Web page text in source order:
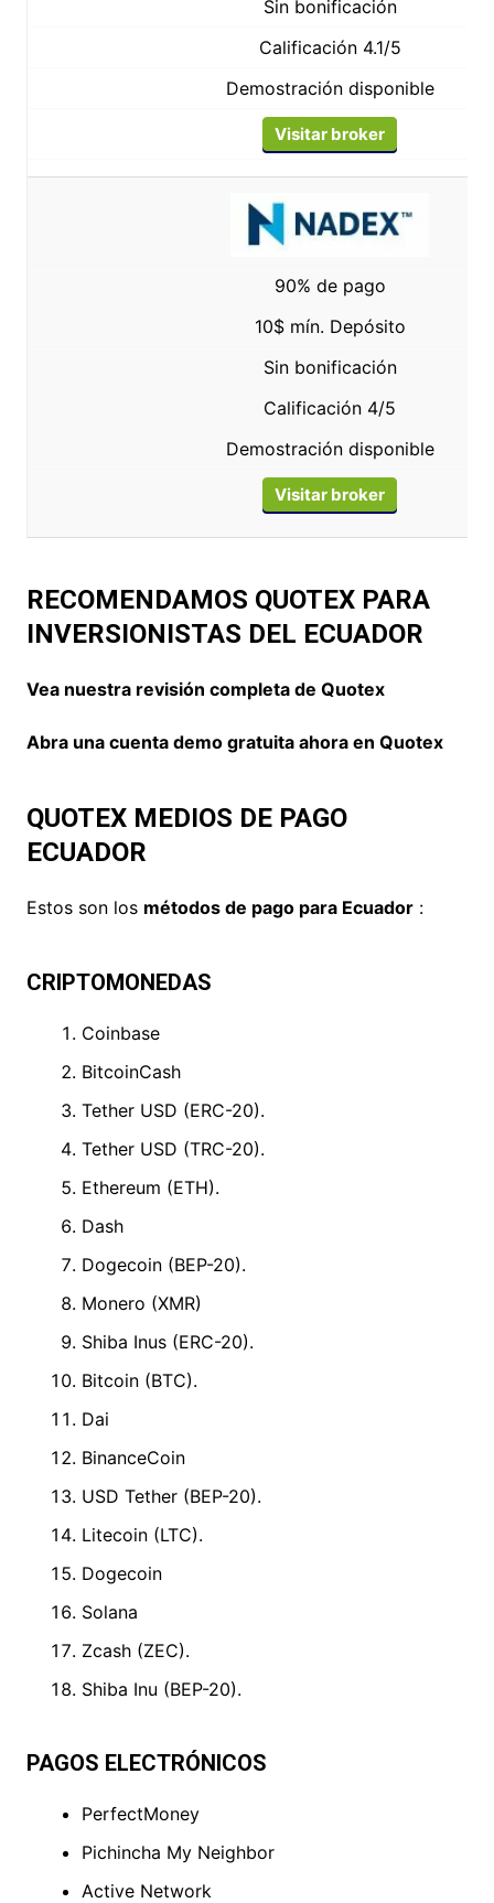
Sin bonificación
Calificación 4.1/5
Demostración disponible
Visitar broker
90% de pago
10$ mín. Depósito
Sin bonificación
Calificación 4/5
Demostración disponible
Visitar broker
RECOMENDAMOS QUOTEX PARA
INVERSIONISTAS DEL ECUADOR
Vea nuestra revisión completa de Quotex
Abra una cuenta demo gratuita ahora en Quotex
QUOTEX MEDIOS DE PAGO
ECUADOR
Estos son los métodos de pago para Ecuador:
CRIPTOMONEDAS
Coinbase
BitcoinCash
Tether USD (ERC-20).
Tether USD (TRC-20).
Ethereum (ETH).
Dash
Dogecoin (BEP-20).
Monero (XMR)
Shiba Inus (ERC-20).
Bitcoin (BTC).
Dai
BinanceCoin
USD Tether (BEP-20).
Litecoin (LTC).
Dogecoin
Solana
Zcash (ZEC).
Shiba Inu (BEP-20).
PAGOS ELECTRÓNICOS
PerfectMoney
Pichincha My Neighbor
Active Network